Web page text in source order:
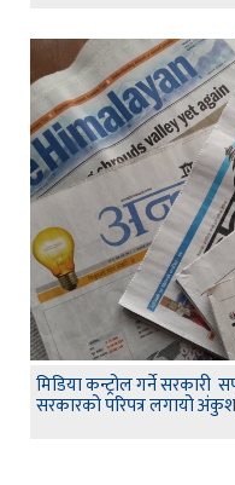
मिडिया कन्ट्रोल गर्ने
सरकारको परिपत्र लगायो अंकुश